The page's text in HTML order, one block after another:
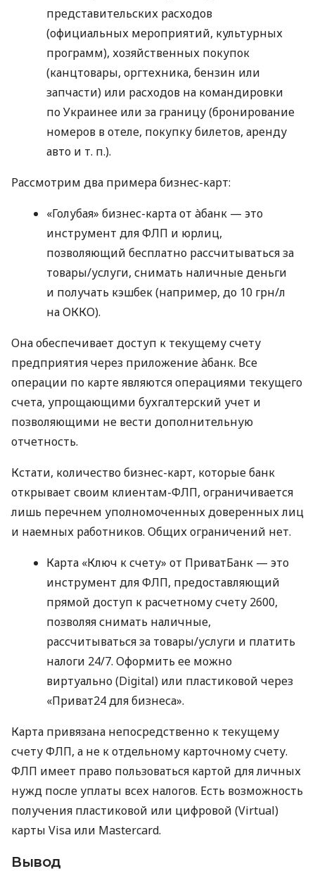
представительских расходов
(официальных мероприятий, культурных
программ), хозяйственных покупок
(канцтовары, оргтехника, бензин или
запчасти) или расходов на командировки
по Украинее или за границу (бронирование
номеров в отеле, покупку билетов, аренду
авто и т. п.).
Рассмотрим два примера бизнес-карт:
«Голубая» бизнес-карта от àбанк — это
инструмент для ФЛП и юрлиц,
позволяющий бесплатно рассчитываться за
товары/услуги, снимать наличные деньги
и получать кэшбек (например, до 10 грн/л
на ОККО).
Она обеспечивает доступ к текущему счету
предприятия через приложение àбанк. Все
операции по карте являются операциями текущего
счета, упрощающими бухгалтерский учет и
позволяющими не вести дополнительную
отчетность.
Кстати, количество бизнес-карт, которые банк
открывает своим клиентам-ФЛП, ограничивается
лишь перечнем уполномоченных доверенных лиц
и наемных работников. Общих ограничений нет.
Карта «Ключ к счету» от ПриватБанк — это
инструмент для ФЛП, предоставляющий
прямой доступ к расчетному счету 2600,
позволяя снимать наличные,
рассчитываться за товары/услуги и платить
налоги 24/7. Оформить ее можно
виртуально (Digital) или пластиковой через
«Приват24 для бизнеса».
Карта привязана непосредственно к текущему
счету ФЛП, а не к отдельному карточному счету.
ФЛП имеет право пользоваться картой для личных
нужд после уплаты всех налогов. Есть возможность
получения пластиковой или цифровой (Virtual)
карты Visa или Mastercard.
Вывод